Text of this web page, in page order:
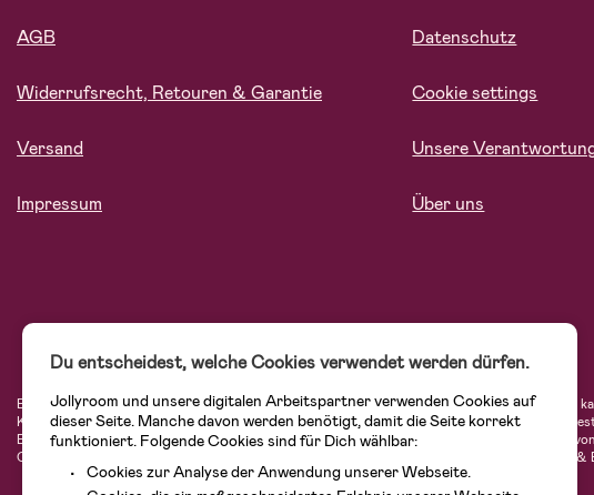
AGB
Widerrufsrecht, Retouren & Garantie
Versand
Impressum
Datenschutz
Cookie settings
Unsere
Über uns
Bei Jollyroom.at findest Du eine tolle Auswahl an Produkten für Familien mit Kindern. Bei uns
Kundenservice kannst Du Dich beim Einkauf bei uns sicher fühlen. In unserem Sortiment
Einrichtungsgegenstände, Spielsachen, Babyprodukte und vieles mehr. Wir haben Produkte
Cybex, LEGO und vielen mehr. Schau Dich um in unserem vielfältigen Onlineshop für Kinder &
Du entscheidest, welche Cookies verwendet werden dürfen.
Jollyroom und unsere digitalen Arbeitspartner verwenden Cookies auf
dieser Seite. Manche davon werden benötigt, damit die Seite korrekt
funktioniert. Folgende Cookies sind für Dich wählbar:
Cookies zur Analyse der Anwendung unserer Webseite.